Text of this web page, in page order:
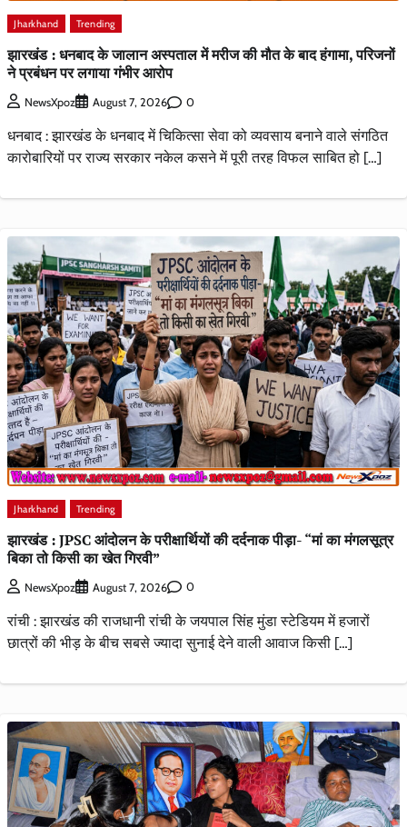
Jharkhand Trending
झारखंड : धनबाद के जालान अस्पताल में मरीज की मौत के बाद हंगामा, परिजनों
ने प्रबंधन पर लगाया गंभीर आरोप
NewsXpoz August 7, 2026 0
धनबाद : झारखंड के धनबाद में चिकित्सा सेवा को व्यवसाय बनाने वाले संगठित
कारोबारियों पर राज्य सरकार नकेल कसने में पूरी तरह विफल साबित हो […]
Jharkhand Trending
झारखंड : JPSC आंदोलन के परीक्षार्थियों की दर्दनाक पीड़ा- “मां का मंगलसूत्र
बिका तो किसी का खेत गिरवी”
NewsXpoz August 7, 2026 0
रांची : झारखंड की राजधानी रांची के जयपाल सिंह मुंडा स्टेडियम में हजारों
छात्रों की भीड़ के बीच सबसे ज्यादा सुनाई देने वाली आवाज किसी […]